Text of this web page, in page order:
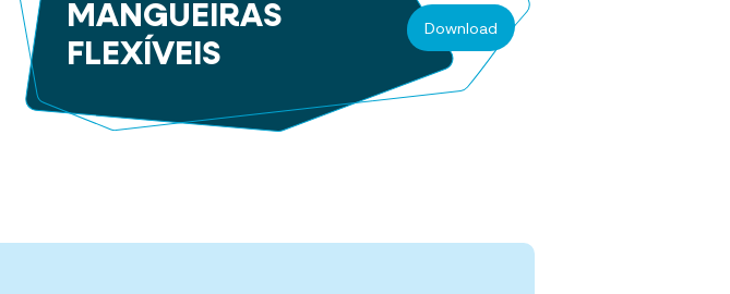
MANGUEIRAS
FLEXÍVEIS
Download